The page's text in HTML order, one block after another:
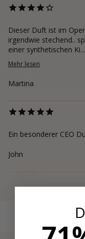
Dieser Duft ist im
irgendwie stechend..
einer synthetischen Ki...
Mehr lesen
Martina
Ein besonderer CEO
John